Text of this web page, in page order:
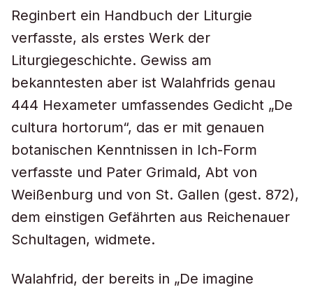
Reginbert ein Handbuch der Liturgie
verfasste, als erstes Werk der
Liturgiegeschichte. Gewiss am
bekanntesten aber ist Walahfrids genau
444 Hexameter umfassendes Gedicht „De
cultura hortorum“, das er mit genauen
botanischen Kenntnissen in Ich-Form
verfasste und Pater Grimald, Abt von
Weißenburg und von St. Gallen (gest. 872),
dem einstigen Gefährten aus Reichenauer
Schultagen, widmete.
Walahfrid, der bereits in „De imagine